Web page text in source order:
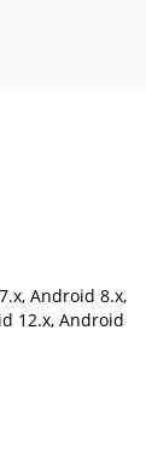
Android 8.x,
12.x, Android